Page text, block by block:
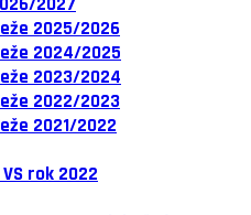
2025/2026
2024/2025
2023/2024
2022/2023
2021/2022
rok 2022